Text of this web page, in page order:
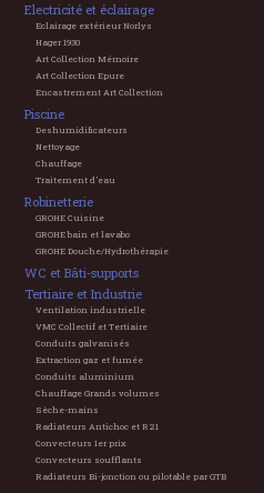
Electricité et éclairage
Eclairage extérieur Norlys
Hager 1930
Art Collection Mémoire
Art Collection Epure
Encastrement Art Collection
Piscine
Deshumidificateurs
Nettoyage
Chauffage
Traitement d'eau
Robinetterie
GROHE Cuisine
GROHE bain et lavabo
GROHE Douche/Hydrothérapie
WC et Bâti-supports
Tertiaire et Industrie
Ventilation industrielle
VMC Collectif et Tertiaire
Conduits galvanisés
Extraction gaz et fumée
Conduits aluminium
Chauffage Grands volumes
Sèche-mains
Radiateurs Antichoc et R21
Convecteurs 1er prix
Convecteurs soufflants
Radiateurs Bi-jonction ou pilotable par GTB